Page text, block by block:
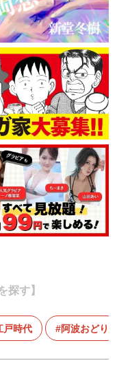
探す】
戸時代 阿波おどり